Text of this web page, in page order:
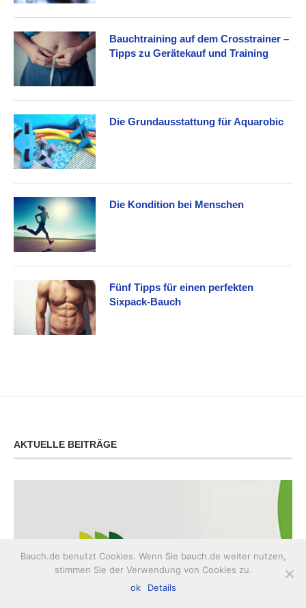
Bauchtraining auf dem Crosstrainer –
Tipps zu Gerätekauf und Training
Die Grundausstattung für Aquarobic
Die Kondition bei Menschen
Fünf Tipps für einen perfekten
Sixpack-Bauch
AKTUELLE BEITRÄGE
Bauch.de benutzt Cookies. Wenn Sie bauch.de weiter nutzen,
stimmen Sie der Verwendung von Cookies zu.
ok
Details